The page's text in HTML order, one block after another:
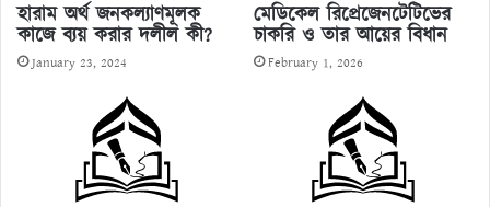
হারাম অর্থ জনকল্যাণমূলক
কাজে ব্যয় করার দলীল কী?
January 23, 2024
মেডিকেল রিপ্রেজেনটেটিভের
চাকরি ও তার আয়ের বিধান
February 1, 2026